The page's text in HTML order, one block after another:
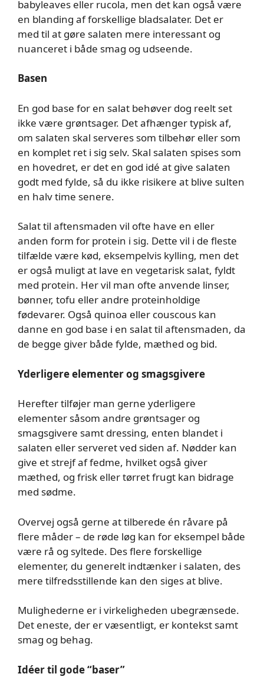
babyleaves eller rucola, men det kan også være
en blanding af forskellige bladsalater. Det er
med til at gøre salaten mere interessant og
nuanceret i både smag og udseende.
Basen
En god base for en salat behøver dog reelt set
ikke være grøntsager. Det afhænger typisk af,
om salaten skal serveres som tilbehør eller som
en komplet ret i sig selv. Skal salaten spises som
en hovedret, er det en god idé at give salaten
godt med fylde, så du ikke risikere at blive sulten
en halv time senere.
Salat til aftensmaden vil ofte have en eller
anden form for protein i sig. Dette vil i de fleste
tilfælde være kød, eksempelvis kylling, men det
er også muligt at lave en vegetarisk salat, fyldt
med protein. Her vil man ofte anvende linser,
bønner, tofu eller andre proteinholdige
fødevarer. Også quinoa eller couscous kan
danne en god base i en salat til aftensmaden, da
de begge giver både fylde, mæthed og bid.
Yderligere elementer og smagsgivere
Herefter tilføjer man gerne yderligere
elementer såsom andre grøntsager og
smagsgivere samt dressing, enten blandet i
salaten eller serveret ved siden af. Nødder kan
give et strejf af fedme, hvilket også giver
mæthed, og frisk eller tørret frugt kan bidrage
med sødme.
Overvej også gerne at tilberede én råvare på
flere måder – de røde løg kan for eksempel både
være rå og syltede. Des flere forskellige
elementer, du generelt indtænker i salaten, des
mere tilfredsstillende kan den siges at blive.
Mulighederne er i virkeligheden ubegrænsede.
Det eneste, der er væsentligt, er kontekst samt
smag og behag.
Idéer til gode “baser”